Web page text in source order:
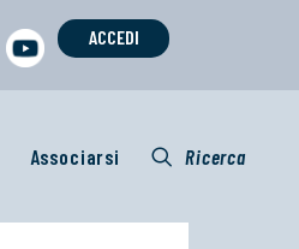
ACCEDI
Associarsi Ricerca